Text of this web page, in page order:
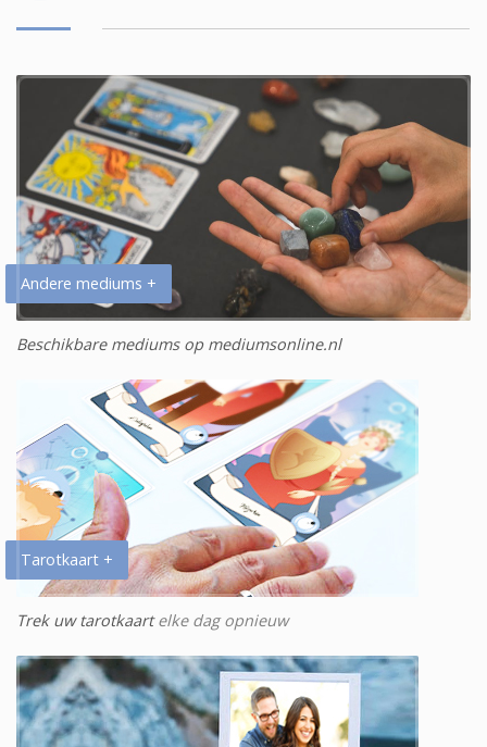
Andere mediums +
Beschikbare mediums op mediumsonline.nl
Tarotkaart +
Trek uw tarotkaartelke dag opnieuw